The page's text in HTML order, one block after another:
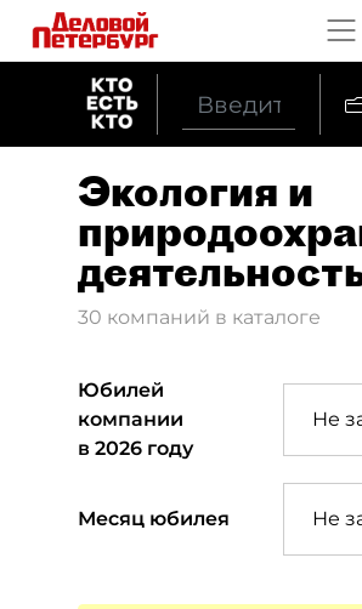
Экология и
30 компаний в каталоге
Юбилей
компании
в 2026 году
Не
Месяц юбилея Не